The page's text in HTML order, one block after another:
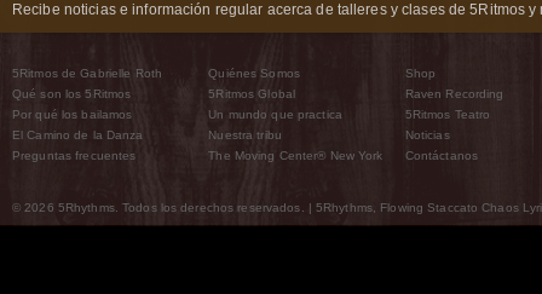
Recibe noticias e información regular acerca de talleres y clases de 5Ritmos y
5Ritmos de Gabrielle Roth
Qué son los 5Ritmos
Por qué los bailamos
El Camino de la Danza
Preguntas frecuentes
Quiénes Somos
5Ritmos Global
Un mundo que practica
Nuestra tribu
The Moving Center® New York
Shop
Raven Recording
5Ritmos Teatro
Noticias
Contáctanos
© 2026 5Rhythms. Todos los derechos reservados. | 5Rhythms, Flowing Staccato Chaos